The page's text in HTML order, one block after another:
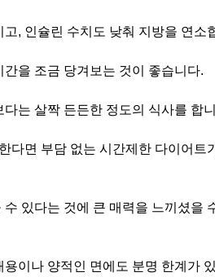
, 인슐린 수치도 낮춰 지방을 연소
을 조금 당겨보는 것이 좋습니다.
는 살짝 든든한 정도의 식사를 합
다면 부담 없는 시간제한 다이어트
있다는 것에 큰 매력을 느끼셨을
이나 양적인 면에도 분명 한계가